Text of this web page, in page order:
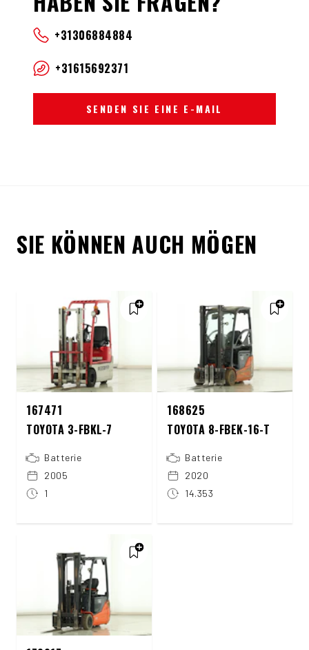
+31306884884
+31615692371
SENDEN SIE EINE E-MAIL
SIE KÖNNEN AUCH MÖGEN
167471
TOYOTA 3-FBKL-7
Batterie
2005
1
168625
TOYOTA 8-FBEK-16-T
Batterie
2020
14.353